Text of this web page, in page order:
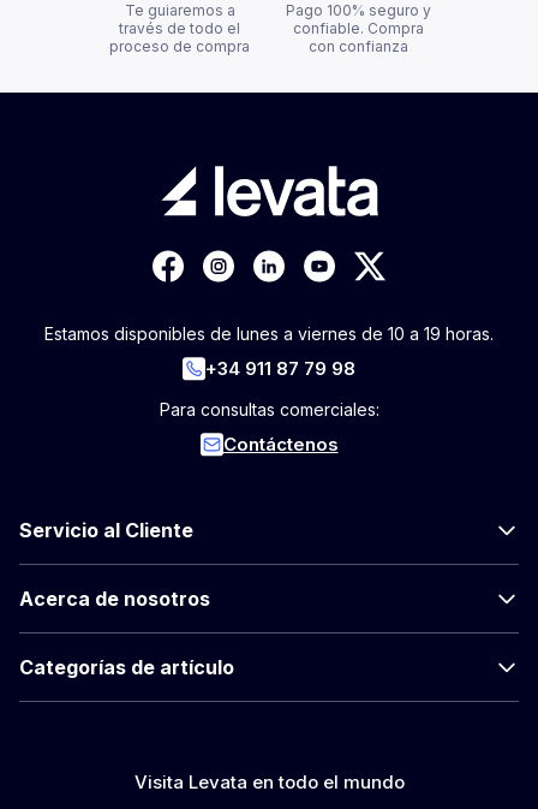
Te guiaremos a
través de todo el
proceso de compra
Pago 100% seguro y
confiable. Compra
con confianza
Estamos disponibles de lunes a viernes de 10 a 19 horas.
+34 911 87 79 98
Para consultas comerciales:
Contáctenos
Servicio al Cliente
Acerca de nosotros
Categorías de artículo
Visita Levata en todo el mundo